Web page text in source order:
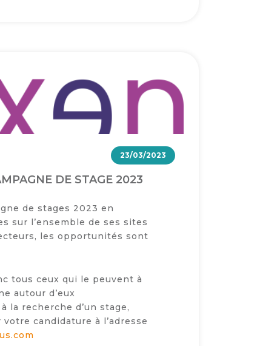
23/03/2023
DE STAGE 2023
de stages 2023 en
sur l’ensemble de ses sites
les opportunités sont
tous ceux qui le peuvent à
autour d’eux
la recherche d’un stage,
candidature à l’adresse